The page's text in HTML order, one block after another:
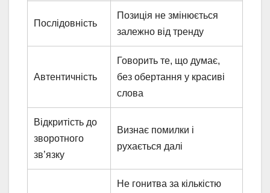
Послідовність
Позиція не змінюється
залежно від тренду
Автентичність
Говорить те, що думає,
без обертання у красиві
слова
Відкритість до
зворотного
зв’язку
Визнає помилки і
рухається далі
Не гонитва за кількістю